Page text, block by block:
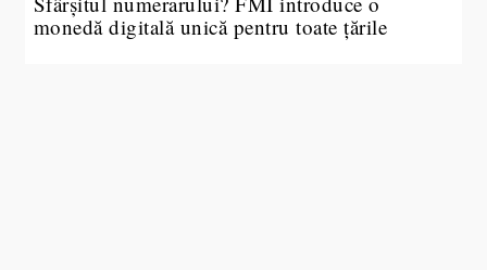
monedă digitală unică pentru toate țările